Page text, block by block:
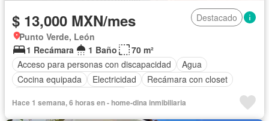
$ 13,000 MXN/mes
Destacado
Punto Verde, León
1 Recámara
1 Baño
70 m²
Acceso para personas con discapacidad
Agua
Cocina equipada
Electricidad
Recámara con closet
Hace 1 semana, 6 horas en - home-dina inmibiliaria